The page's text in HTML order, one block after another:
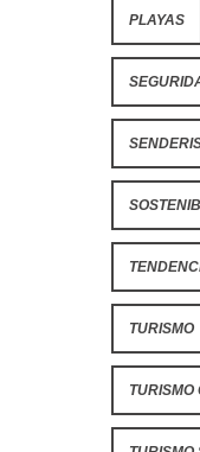
PLAYAS
TURISMO
TURISMO